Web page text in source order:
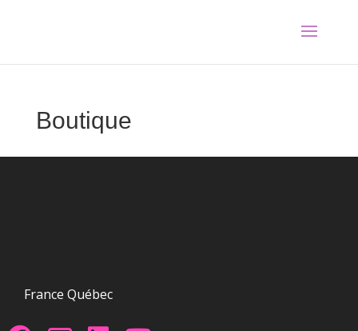
Boutique
France Québec